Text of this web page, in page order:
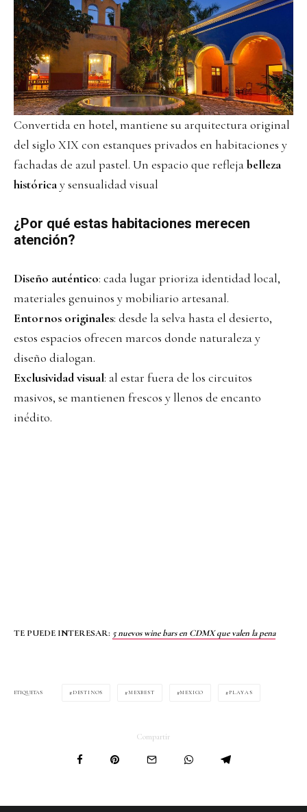
Convertida en hotel, mantiene su arquitectura original
del siglo XIX con estanques privados en habitaciones y
fachadas de azul pastel. Un espacio que reflejabelleza
históricay sensualidad visual
¿Por qué estas habitaciones merecen
atención?
Diseño auténtico: cada lugar prioriza identidad local,
materiales genuinos y mobiliario artesanal.
Entornos originales: desde la selva hasta el desierto,
estos espacios ofrecen marcos donde naturaleza y
diseño dialogan.
Exclusividad visual: al estar fuera de los circuitos
masivos, se mantienen frescos y llenos de encanto
inédito.
TE PUEDE INTERESAR: 5 nuevos wine bars en CDMX que valen la pena
ETIQUETAS DESTINOS MEXBEST MEXICO PLAYAS
Compartir